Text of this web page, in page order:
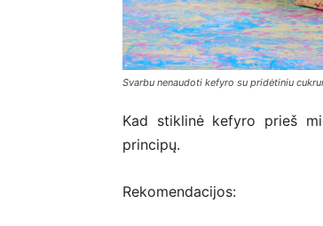
Svarbu nenaudoti kefyro su pridėtiniu
Kad stiklinė kefyro prieš
principų.
Rekomendacijos: